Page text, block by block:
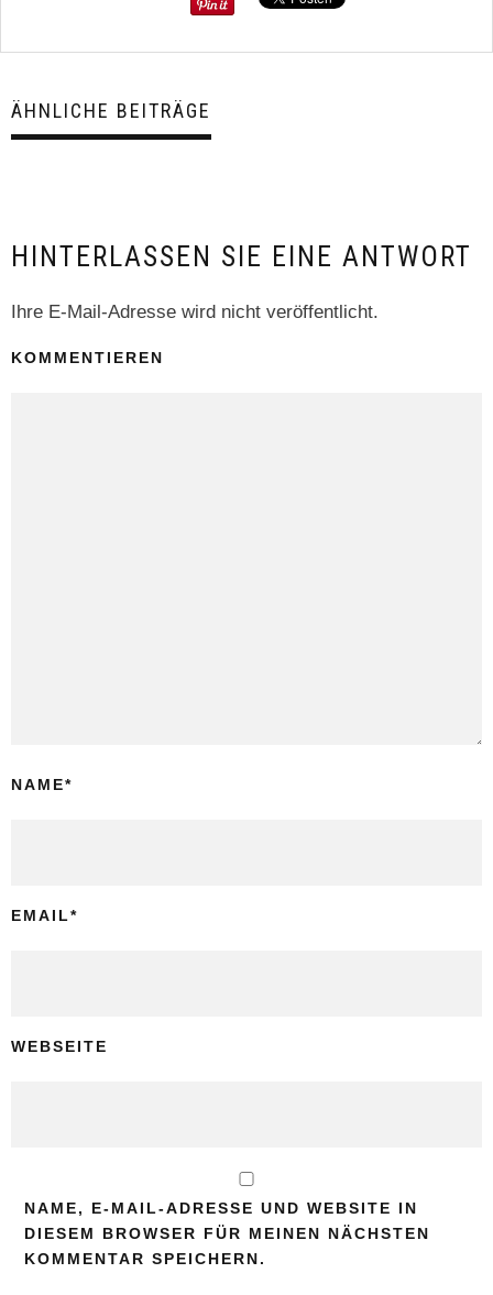
ÄHNLICHE BEITRÄGE
HINTERLASSEN SIE EINE ANTWORT
Ihre E-Mail-Adresse wird nicht veröffentlicht.
KOMMENTIEREN
NAME*
EMAIL*
WEBSEITE
NAME, E-MAIL-ADRESSE UND WEBSITE IN
DIESEM BROWSER FÜR MEINEN NÄCHSTEN
KOMMENTAR SPEICHERN.